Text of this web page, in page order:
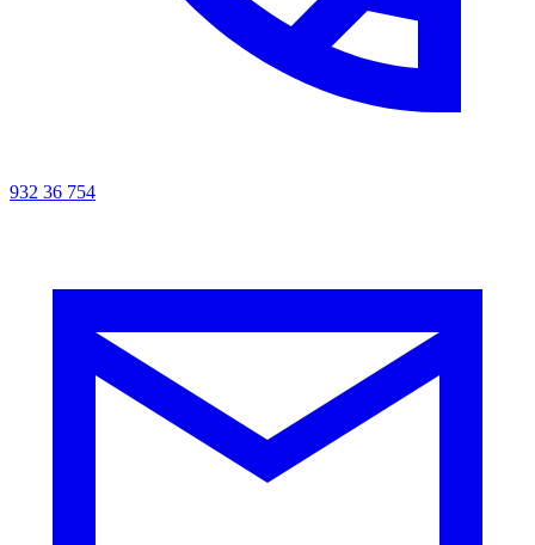
932 36 754